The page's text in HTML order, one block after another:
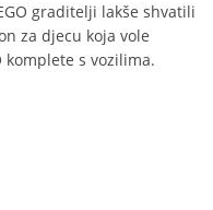
graditelji lakše shvatili
za djecu koja vole
komplete s vozilima.